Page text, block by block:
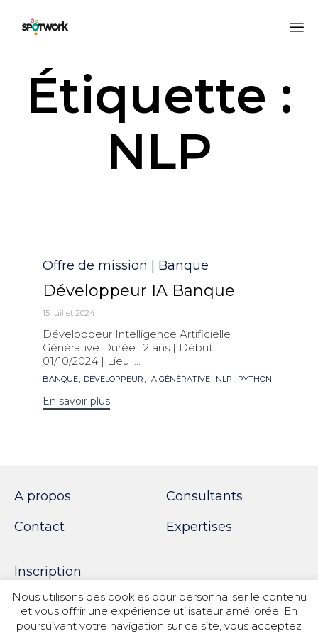
Étiquette :
NLP
Catégorie
Offre de mission | Banque
Développeur IA Banque
15 juillet 2024
Développeur Intelligence Artificielle
Générative Durée : 2 ans | Début :
01/10/2024 | Lieu :...
Mots
BANQUE, DÉVELOPPEUR , IA GÉNÉRATIVE, NLP , PYTHON
En savoir plus
A propos
Contact
Consultants
Expertises
Inscription
© 2018 SPOTWORK
Nous utilisons des cookies pour personnaliser le contenu
et vous offrir une expérience utilisateur améliorée. En
poursuivant votre navigation sur ce site, vous acceptez